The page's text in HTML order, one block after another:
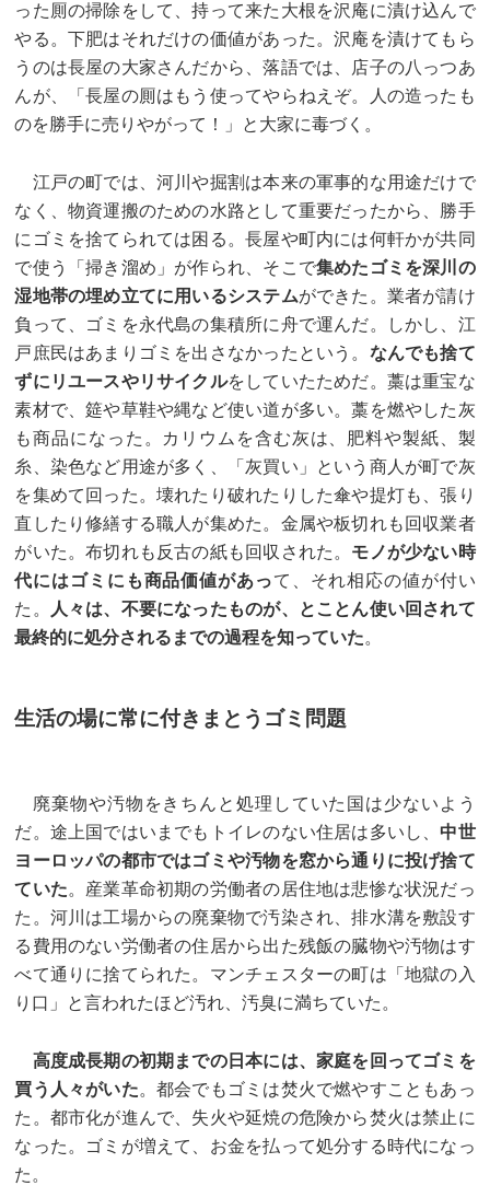
った厠の掃除をして、持って来た大根を沢庵に漬け込んで
やる。下肥はそれだけの価値があった。沢庵を漬けてもら
うのは長屋の大家さんだから、落語では、店子の八っつあ
んが、「長屋の厠はもう使ってやらねえぞ。人の造ったも
のを勝手に売りやがって！」と大家に毒づく。
江戸の町では、河川や掘割は本来の軍事的な用途だけで
なく、物資運搬のための水路として重要だったから、勝手
にゴミを捨てられては困る。長屋や町内には何軒かが共同
で使う「掃き溜め」が作られ、そこで集めたゴミを深川の
湿地帯の埋め立てに用いるシステムができた。業者が請け
負って、ゴミを永代島の集積所に舟で運んだ。しかし、江
戸庶民はあまりゴミを出さなかったという。 なんでも捨て
ずにリユースやリサイクルをしていたためだ。藁は重宝な
素材で、筵や草鞋や縄など使い道が多い。藁を燃やした灰
も商品になった。カリウムを含む灰は、肥料や製紙、製
糸、染色など用途が多く、「灰買い」という商人が町で灰
を集めて回った。壊れたり破れたりした傘や提灯も、張り
直したり修繕する職人が集めた。金属や板切れも回収業者
がいた。布切れも反古の紙も回収された。 モノが少ない時
代にはゴミにも商品価値があって、それ相応の値が付い
た。
人々は、不要になったものが、とことん使い回されて
最終的に処分されるまでの過程を知っていた。
生活の場に常に付きまとうゴミ問題
廃棄物や汚物をきちんと処理していた国は少ないよう
だ。途上国ではいまでもトイレのない住居は多いし、 中世
ヨーロッパの都市ではゴミや汚物を窓から通りに投げ捨て
ていた。産業革命初期の労働者の居住地は悲惨な状況だっ
た。河川は工場からの廃棄物で汚染され、排水溝を敷設す
る費用のない労働者の住居から出た残飯の臓物や汚物はす
べて通りに捨てられた。マンチェスターの町は「地獄の入
り口」と言われたほど汚れ、汚臭に満ちていた。
高度成長期の初期までの日本には、家庭を回ってゴミを
買う人々がいた。都会でもゴミは焚火で燃やすこともあっ
た。都市化が進んで、失火や延焼の危険から焚火は禁止に
なった。ゴミが増えて、お金を払って処分する時代になっ
た。